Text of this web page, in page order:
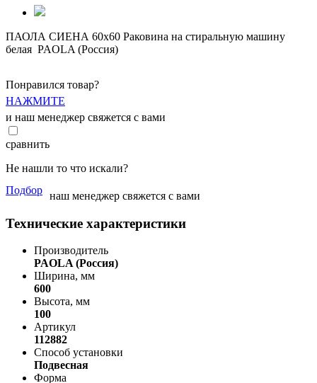
ПАОЛА СИЕНА 60х60 Раковина на стиральную машину
белая PAOLA (Россия)
Понравился товар?
НАЖМИТЕ
и наш менеджер свяжется с вами
сравнить
Не нашли то что искали?
Подбор наш менеджер свяжется с вами
Технические характеристики
Производитель
PAOLA (Россия)
Ширина, мм
600
Высота, мм
100
Артикул
112882
Способ установки
Подвесная
Форма